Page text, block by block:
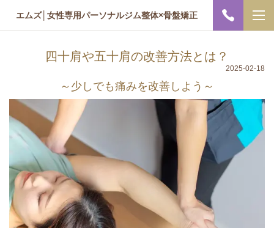
エムズ│女性専用パーソナルジム整体×骨盤矯正
四十肩や五十肩の改善方法とは？
2025-02-18
～少しでも痛みを改善しよう～